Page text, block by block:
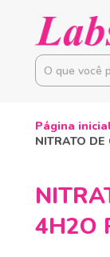
Página
NITRATO DE
4H2O